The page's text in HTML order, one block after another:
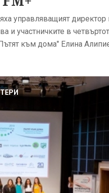
управляващият
и участничките в
към дома" Елина